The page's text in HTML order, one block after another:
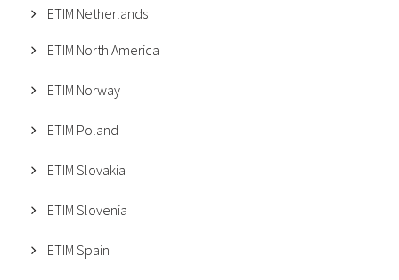
ETIM Netherlands
ETIM North America
ETIM Norway
ETIM Poland
ETIM Slovakia
ETIM Slovenia
ETIM Spain